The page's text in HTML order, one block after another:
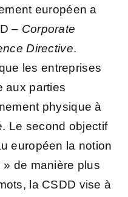
européen a
– Corporate
Directive.
les entreprises
aux parties
physique à
Le second objectif
européen la notion
de manière plus
la CSDD vise à